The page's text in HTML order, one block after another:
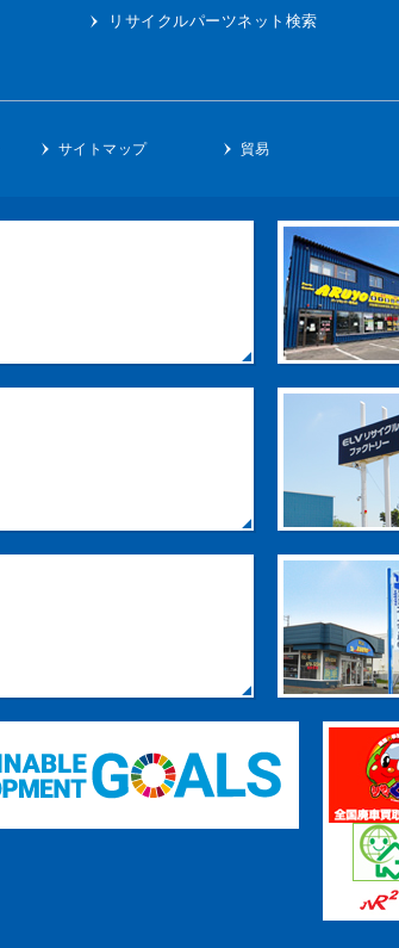
リサイクルパーツネット検索
サイトマップ 貿易